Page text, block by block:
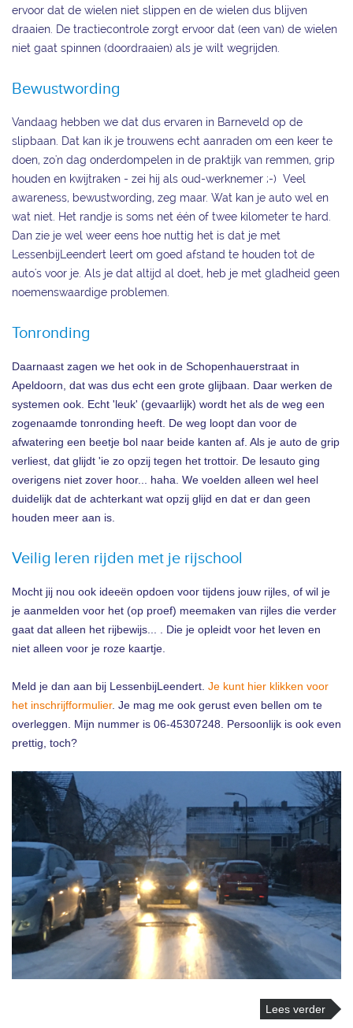
ervoor dat de wielen niet slippen en de wielen dus blijven
draaien. De tractiecontrole zorgt ervoor dat (een van) de wielen
niet gaat spinnen (doordraaien) als je wilt wegrijden.
Bewustwording
Vandaag hebben we dat dus ervaren in Barneveld op de
slipbaan. Dat kan ik je trouwens echt aanraden om een keer te
doen, zo'n dag onderdompelen in de praktijk van remmen, grip
houden en kwijtraken - zei hij als oud-werknemer ;-) Veel
awareness, bewustwording, zeg maar. Wat kan je auto wel en
wat niet. Het randje is soms net één of twee kilometer te hard.
Dan zie je wel weer eens hoe nuttig het is dat je met
LessenbijLeendert leert om goed afstand te houden tot de
auto's voor je. Als je dat altijd al doet, heb je met gladheid geen
noemenswaardige problemen.
Tonronding
Daarnaast zagen we het ook in de Schopenhauerstraat in
Apeldoorn, dat was dus echt een grote glijbaan. Daar werken de
systemen ook. Echt 'leuk' (gevaarlijk) wordt het als de weg een
zogenaamde tonronding heeft. De weg loopt dan voor de
afwatering een beetje bol naar beide kanten af. Als je auto de grip
verliest, dat glijdt 'ie zo opzij tegen het trottoir. De lesauto ging
overigens niet zover hoor... haha. We voelden alleen wel heel
duidelijk dat de achterkant wat opzij glijd en dat er dan geen
houden meer aan is.
Veilig leren rijden met je rijschool
Mocht jij nou ook ideeën opdoen voor tijdens jouw rijles, of wil je
je aanmelden voor het (op proef) meemaken van rijles die verder
gaat dat alleen het rijbewijs... . Die je opleidt voor het leven en
niet alleen voor je roze kaartje.
Meld je dan aan bij LessenbijLeendert. Je kunt hier klikken voor
het inschrijfformulier. Je mag me ook gerust even bellen om te
overleggen. Mijn nummer is 06-45307248. Persoonlijk is ook even
prettig, toch?
Lees verder